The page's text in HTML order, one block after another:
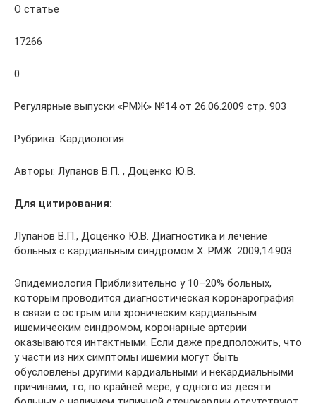
О статье
17266
0
Регулярные выпуски «РМЖ» №14 от 26.06.2009 стр. 903
Рубрика: Кардиология
Авторы: Лупанов В.П. , Доценко Ю.В.
Для цитирования:
Лупанов В.П., Доценко Ю.В. Диагностика и лечение
больных с кардиальным синдромом Х. РМЖ. 2009;14:903.
Эпидемиология Приблизительно у 10–20% больных,
которым проводится диагностическая коронарография
в связи с острым или хроническим кардиальным
ишемическим синдромом, коронарные артерии
оказываются интактными. Если даже предположить, что
у части из них симптомы ишемии могут быть
обусловлены другими кардиальными и некардиальными
причинами, то, по крайней мере, у одного из десяти